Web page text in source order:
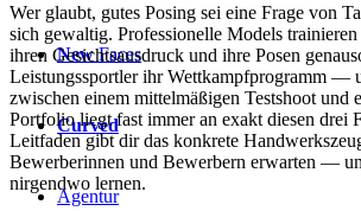
NewFaces
Curved
Agentur
Wer glaubt, gutes Posing sei eine Frage von
sich gewaltig. Professionelle Models
ihren Gesichtsausdruck und ihre Posen
Leistungssportler ihr Wettkampfprogramm —
zwischen einem mittelmäßigen Testshoot und
Portfolio liegt fast immer an exakt diesen drei
Leitfaden gibt dir das konkrete
Bewerberinnen und Bewerbern erwarten —
nirgendwo lernen.